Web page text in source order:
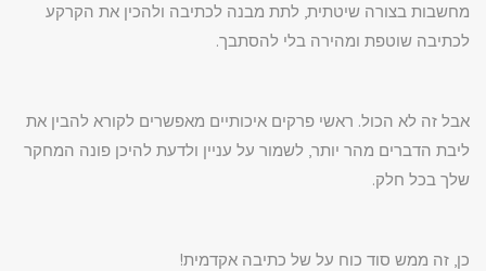
מחשבות בצורה שיטתית, לתת מבנה לכתיבה ולהכין את הקרקע
לכתיבה שוטפת ומהירה בלי להסתבך.
אבל זה לא הכול. ראשי פרקים איכותיים מאפשרים לקורא להבין את
ליבת הדברים מהר יותר, לשמור על עניין ולדעת להיכן פונה המחקר
שלך בכל חלק.
כן, זה ממש סוד כוח על של כתיבה אקדמית!